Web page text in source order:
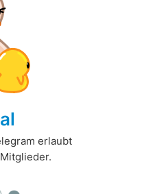
erlaubt